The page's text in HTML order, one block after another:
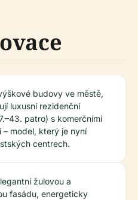
budovy ve městě,
luxusní rezidenční
patro) s komerčními
– model, který je nyní
centrech.
žulovou a
fasádu, energeticky